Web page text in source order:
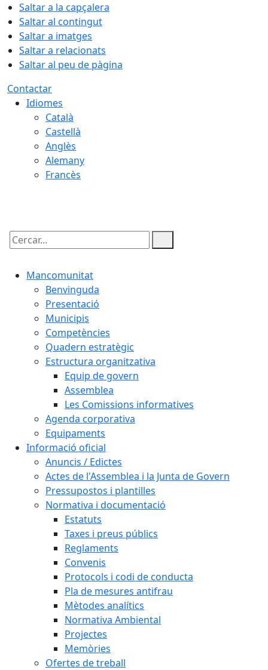
Saltar a la capçalera
Saltar al contingut
Saltar a imatges
Saltar a relacionats
Saltar al peu de pàgina
Contactar
Idiomes
Català
Castellà
Anglès
Alemany
Francès
Cercar:
Mancomunitat
Benvinguda
Presentació
Municipis
Competències
Quadern estratègic
Estructura organitzativa
Equip de govern
Assemblea
Les Comissions informatives
Agenda corporativa
Equipaments
Informació oficial
Anuncis / Edictes
Actes de l'Assemblea i la Junta de Govern
Pressupostos i plantilles
Normativa i documentació
Estatuts
Taxes i preus públics
Reglaments
Convenis
Protocols i codi de conducta
Pla de mesures antifrau
Mètodes analítics
Normativa Ambiental
Projectes
Memòries
Ofertes de treball